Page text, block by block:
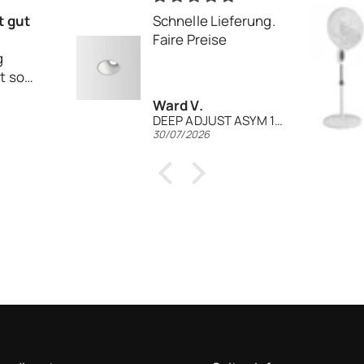
gut
so
Schnelle Lieferung.
Faire Preise
Ward V.
DEEP ADJUST ASYM 1.0 PAR16 Einbaustrahler
30/07/2026